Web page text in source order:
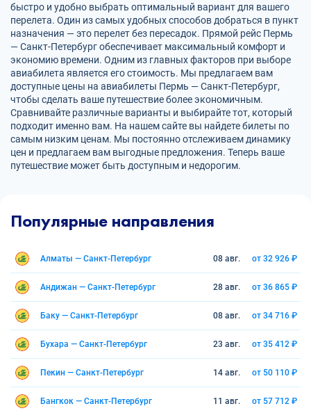
быстро и удобно выбрать оптимальный вариант для вашего
перелета. Один из самых удобных способов добраться в пункт
назначения — это перелет без пересадок. Прямой рейс Пермь
— Санкт-Петербург обеспечивает максимальный комфорт и
экономию времени. Одним из главных факторов при выборе
авиабилета является его стоимость. Мы предлагаем вам
доступные цены на авиабилеты Пермь — Санкт-Петербург,
чтобы сделать ваше путешествие более экономичным.
Сравнивайте различные варианты и выбирайте тот, который
подходит именно вам. На нашем сайте вы найдете билеты по
самым низким ценам. Мы постоянно отслеживаем динамику
цен и предлагаем вам выгодные предложения. Теперь ваше
путешествие может быть доступным и недорогим.
Популярные направления
Алматы — Санкт-Петербург 08 авг. от 32 926 ₽
Андижан — Санкт-Петербург 28 авг. от 36 865 ₽
Баку — Санкт-Петербург 08 авг. от 34 716 ₽
Бухара — Санкт-Петербург 23 авг. от 35 412 ₽
Пекин — Санкт-Петербург 14 авг. от 50 110 ₽
Бангкок — Санкт-Петербург 11 авг. от 57 712 ₽